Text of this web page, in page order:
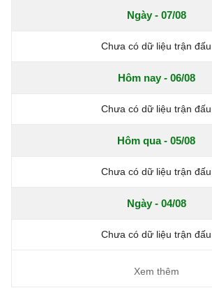
Ngày - 07/08
Chưa có dữ liệu trận đấu
Hôm nay - 06/08
Chưa có dữ liệu trận đấu
Hôm qua - 05/08
Chưa có dữ liệu trận đấu
Ngày - 04/08
Chưa có dữ liệu trận đấu
Xem thêm